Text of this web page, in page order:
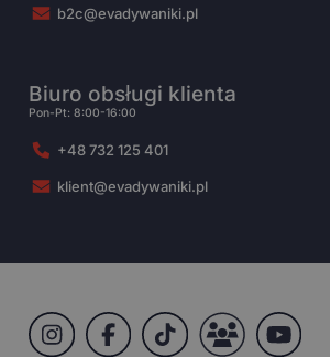
b2c@evadywaniki.pl
Biuro obsługi klienta
Pon-Pt: 8:00-16:00
+48 732 125 401
klient@evadywaniki.pl